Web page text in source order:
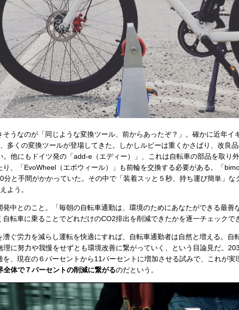
うなのが「同じような変換ツール、前からあったぞ？」。確かに近年イ
多くの変換ツールが登場してきた。しかしルビーは重くかさばり、改良
他にもドイツ発の「add-e（エディー）」、これは自転車の部品を取り
、「EvoWheel（エボウィール）」も前輪を交換する必要がある。「
分と手間がかかっていた。その中で「装着スッと５秒、持ち運び簡単」な
よう。
中とのこと。「毎朝の自転車通勤は、環境のためにあなたができる最善
転車に乗ることでどれだけのCO2排出を削減できたかを逐一チェックで
ぐ労力を減らし運転を快適にすれば、自転車通勤者は自然と増える。自
に努力や我慢をせずとも環境改善に繋がっていく、という目論見だ。
、現在の６パーセントから11パーセントに増加させる試みで、これが実
体で７パーセントの削減に繋がるのだという。